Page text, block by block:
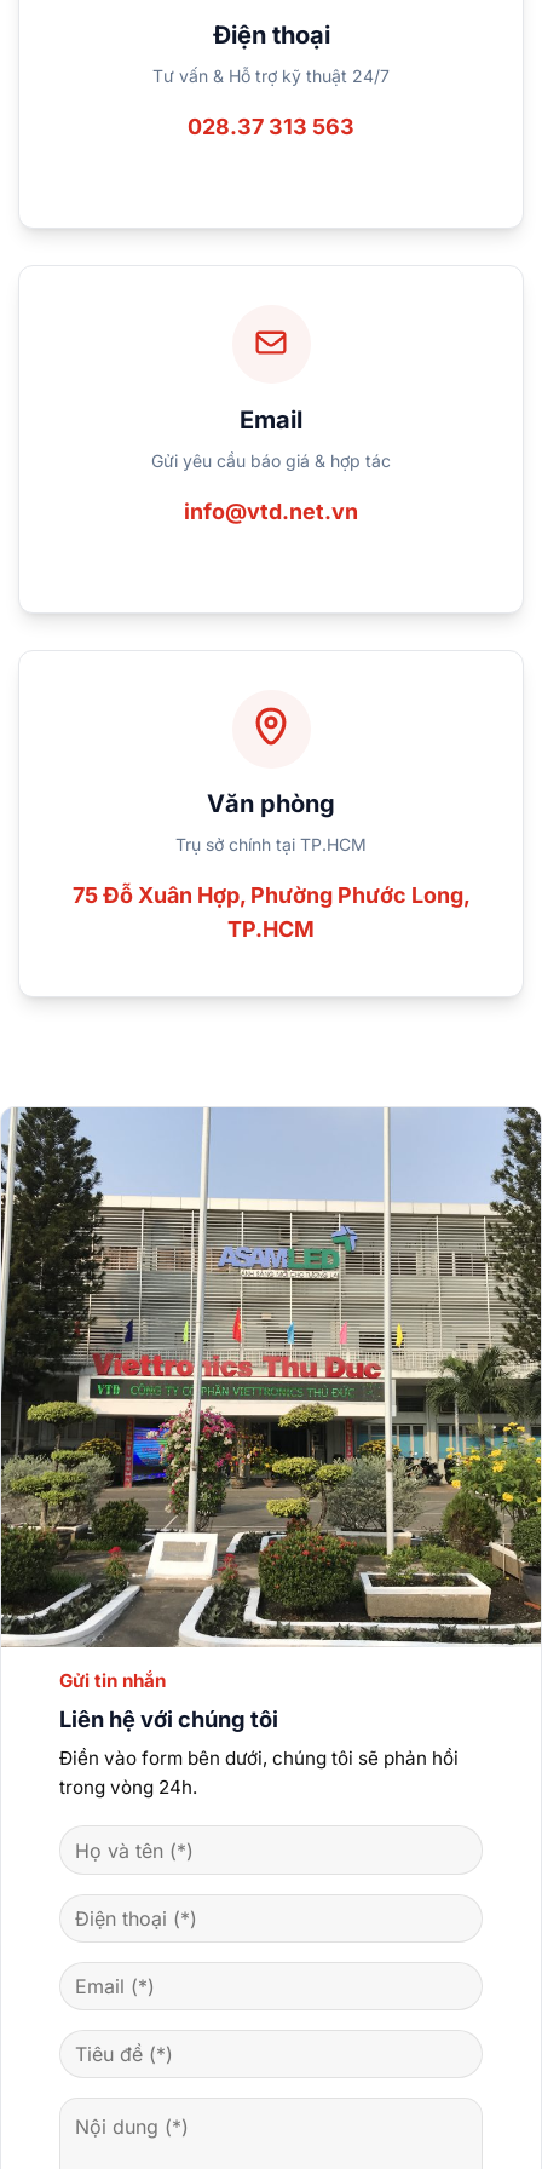
Điện thoại
Tư vấn & Hỗ trợ kỹ thuật 24/7
028.37 313 563
Email
Gửi yêu cầu báo giá & hợp tác
info@vtd.net.vn
Văn phòng
Trụ sở chính tại TP.HCM
75 Đỗ Xuân Hợp, Phường Phước Long,
TP.HCM
Gửi tin nhắn
Liên hệ với chúng tôi
Điền vào form bên dưới, chúng tôi sẽ phản hồi
trong vòng 24h.